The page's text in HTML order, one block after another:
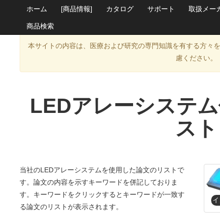
ホーム [商品情報] カタログ サポート 取扱メー
商品検索
本サイトの内容は、医療および研究の専門知識を有する方々
慮ください。
LEDアレーシステ
スト
当社のLEDアレーシステムを使用した論文のリストで
す。論文の内容を示すキーワードを併記しておりま
す。キーワードをクリックするとキーワードが一致す
る論文のリストが表示されます。